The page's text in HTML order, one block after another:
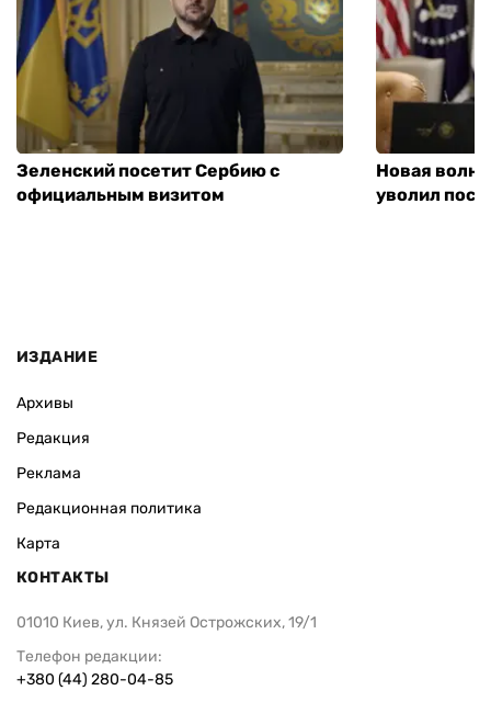
Зеленский посетит Сербию с
официальным визитом
Новая
уволил
ИЗДАНИЕ
Архивы
Редакция
Реклама
Редакционная политика
Карта
КОНТАКТЫ
01010 Киев, ул. Князей Острожских, 19/1
Телефон редакции:
+380 (44) 280-04-85